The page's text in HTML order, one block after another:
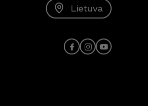
Lietuva
Facebook
Instagram
Youtube